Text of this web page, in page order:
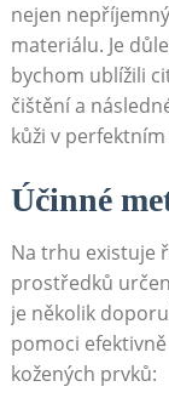
nejen
materiálu. Je
bychom ublížili
čištění a
kůži v
Účinné
Na trhu existuje
prostředků
je několik
pomoci
kožených prvků: